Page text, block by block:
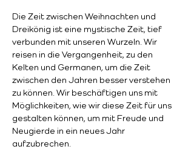
Die Zeit zwischen Weihnachten und
Dreikönig ist eine mystische Zeit, tief
verbunden mit unseren Wurzeln. Wir
reisen in die Vergangenheit, zu den
Kelten und Germanen, um die Zeit
zwischen den Jahren besser verstehen
zu können. Wir beschäftigen uns mit
Möglichkeiten, wie wir diese Zeit für uns
gestalten können, um mit Freude und
Neugierde in ein neues Jahr
aufzubrechen.